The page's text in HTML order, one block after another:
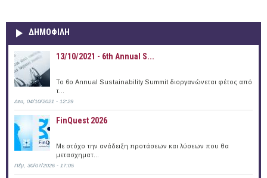
ΔΗΜΟΦΙΛΗ
13/10/2021 - 6th Annual S...
To 6ο Annual Sustainability Summit διοργανώνεται φέτος από
τ...
Δευ, 04/10/2021 - 12:29
FinQuest 2026
Με στόχο την ανάδειξη προτάσεων και λύσεων που θα
μετασχηματ...
Πέμ, 30/07/2026 - 17:05